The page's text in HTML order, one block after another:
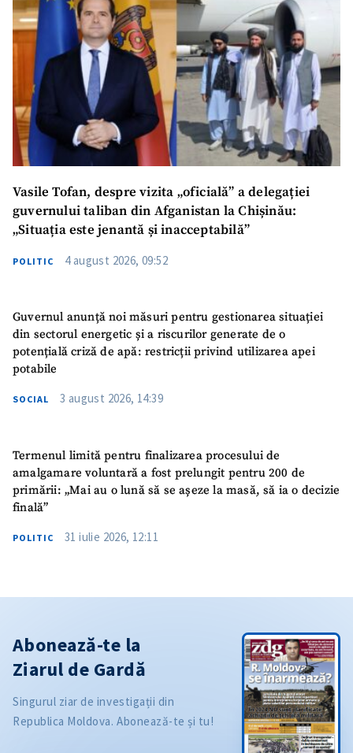
Vasile Tofan, despre vizita „oficială” a delegației
guvernului taliban din Afganistan la Chișinău:
„Situația este jenantă și inacceptabilă”
POLITIC 4 august 2026, 09:52
Guvernul anunță noi măsuri pentru gestionarea situației
din sectorul energetic și a riscurilor generate de o
potențială criză de apă: restricții privind utilizarea apei
potabile
SOCIAL 3 august 2026, 14:39
Termenul limită pentru finalizarea procesului de
amalgamare voluntară a fost prelungit pentru 200 de
primării: „Mai au o lună să se așeze la masă, să ia o decizie
finală”
POLITIC 31 iulie 2026, 12:11
Abonează-te la
Ziarul de Gardă
Singurul ziar de investigații din
Republica Moldova. Abonează-te și tu!